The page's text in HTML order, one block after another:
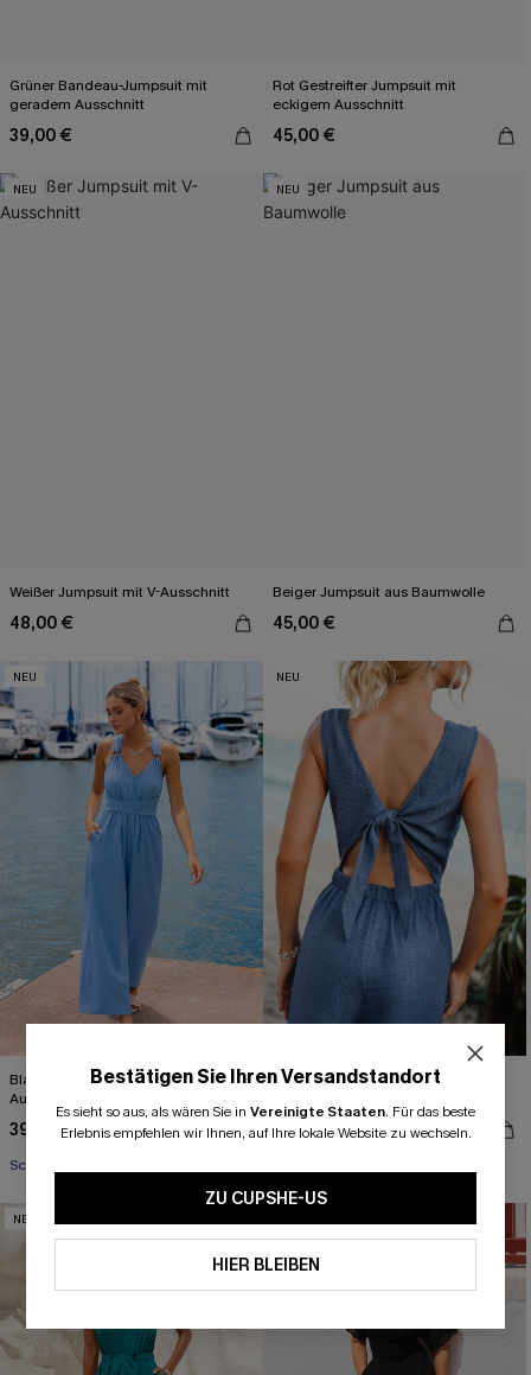
Grüner Bandeau-Jumpsuit mit
geradem Ausschnitt
39,00 €
Rot Gestreifter Jumpsuit mit
eckigem Ausschnitt
45,00 €
NEU
Weißer Jumpsuit mit V-Ausschnitt
48,00 €
NEU
Beiger Jumpsuit aus Baumwolle
45,00 €
NEU
Blauer Gerades Bein Jumpsuit mit V-
Ausschnitt
39,00 €
Schnürung
NEU
Blauer eleganter Jumpsuit mit
42,00 €
NEU
Bestätigen Sie Ihren Versandstandort
Es sieht so aus, als wären Sie in Vereinigte Staaten. Für das beste
Erlebnis empfehlen wir Ihnen, auf Ihre lokale Website zu wechseln.
ZU CUPSHE-US
HIER BLEIBEN